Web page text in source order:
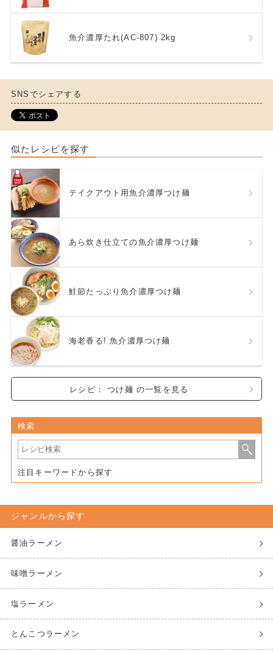
魚介濃厚たれ(AC-807) 2kg
SNSでシェアする
似たレシピを探す
テイクアウト用魚介濃厚つけ麺
あら炊き仕立ての魚介濃厚つけ麺
鮭節たっぷり魚介濃厚つけ麺
海老香る! 魚介濃厚つけ麺
レシピ： つけ麺 の一覧を見る
検索
注目キーワードから探す
ジャンルから探す
醤油ラーメン
味噌ラーメン
塩ラーメン
とんこつラーメン